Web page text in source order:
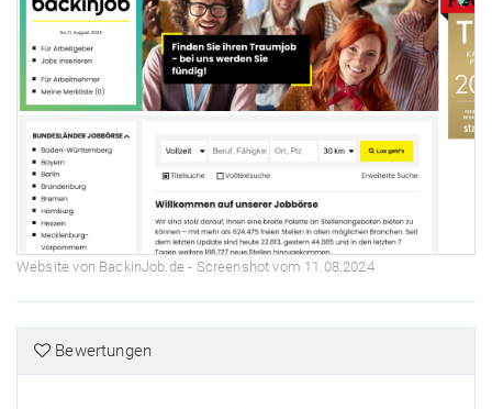
Website von BackinJob.de - Screenshot vom 11.08.2024
Bewertungen